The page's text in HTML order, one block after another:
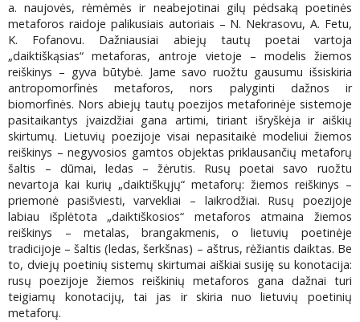
a. naujovės, rėmėmės ir neabejotinai gilų pėdsaką poetinės
metaforos raidoje palikusiais autoriais – N. Nekrasovu, A. Fetu,
K. Fofanovu. Dažniausiai abiejų tautų poetai vartoja
„daiktiškąsias“ metaforas, antroje vietoje – modelis žiemos
reiškinys – gyva būtybė. Jame savo ruožtu gausumu išsiskiria
antropomorfinės metaforos, nors palyginti dažnos ir
biomorfinės. Nors abiejų tautų poezijos metaforinėje sistemoje
pasitaikantys įvaizdžiai gana artimi, tiriant išryškėja ir aiškių
skirtumų. Lietuvių poezijoje visai nepasitaikė modeliui žiemos
reiškinys – negyvosios gamtos objektas priklausančių metaforų
šaltis – dūmai, ledas – žėrutis. Rusų poetai savo ruožtu
nevartoja kai kurių „daiktiškųjų“ metaforų: žiemos reiškinys –
priemonė pasišviesti, varvekliai – laikrodžiai. Rusų poezijoje
labiau išplėtota „daiktiškosios“ metaforos atmaina žiemos
reiškinys – metalas, brangakmenis, o lietuvių poetinėje
tradicijoje – šaltis (ledas, šerkšnas) – aštrus, rėžiantis daiktas. Be
to, dviejų poetinių sistemų skirtumai aiškiai susiję su konotacija:
rusų poezijoje žiemos reiškinių metaforos gana dažnai turi
teigiamų konotacijų, tai jas ir skiria nuo lietuvių poetinių
metaforų.